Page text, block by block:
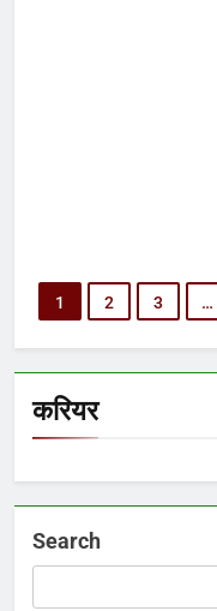
करियर
1 2 3 …
Search